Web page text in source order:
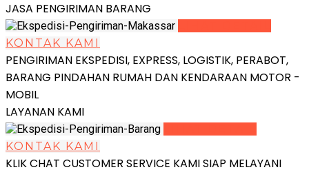
JASA PENGIRIMAN BARANG
KONTAK KAMI
PENGIRIMAN EKSPEDISI, EXPRESS, LOGISTIK, PERABOT,
BARANG PINDAHAN RUMAH DAN KENDARAAN MOTOR -
MOBIL
LAYANAN KAMI
KONTAK KAMI
KLIK CHAT CUSTOMER SERVICE KAMI SIAP MELAYANI